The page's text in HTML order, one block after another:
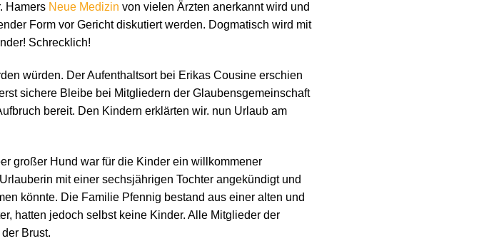
Hamers Neue Medizin von vielen Ärzten anerkannt wird und
Form vor Gericht diskutiert werden. Dogmatisch wird mit
Schrecklich!
würden. Der Aufenthaltsort bei Erikas Cousine erschien
sichere Bleibe bei Mitgliedern der Glaubensgemeinschaft
bereit. Den Kindern erklärten wir. nun Urlaub am
großer Hund war für die Kinder ein willkommener
mit einer sechsjährigen Tochter angekündigt und
könnte. Die Familie Pfennig bestand aus einer alten und
hatten jedoch selbst keine Kinder. Alle Mitglieder der
Brust.